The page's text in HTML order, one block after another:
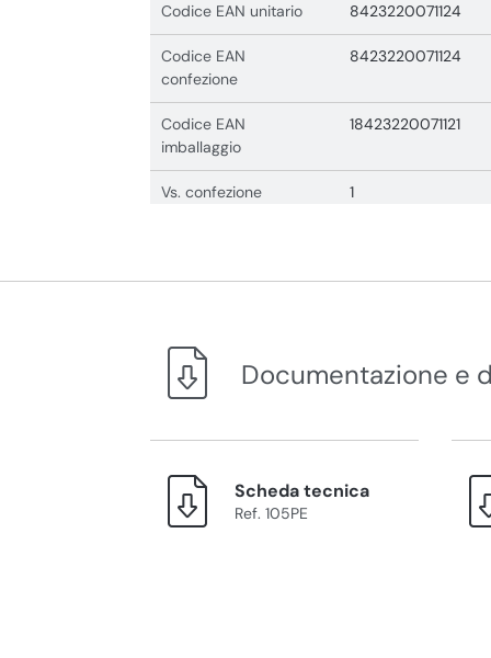
Codice EAN unitario 8423220071124
Codice EAN
confezione
8423220071124
Codice EAN
imballaggio
18423220071121
Vs. confezione 1
Documentazione e
Scheda tecnica
Ref. 105PE